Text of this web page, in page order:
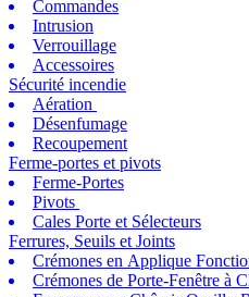
Commandes
Intrusion
Verrouillage
Accessoires
Sécurité incendie
Aération
Désenfumage
Recoupement
Ferme-portes et pivots
Ferme-Portes
Pivots
Cales Porte et Sélecteurs
Ferrures, Seuils et Joints
Crémones en Applique
Crémones de Porte-Fenêtre à